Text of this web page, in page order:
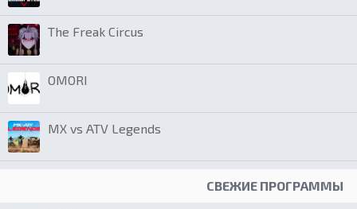
The Freak Circus
OMORI
MX vs ATV Legends
СВЕЖИЕ ПРОГРАММЫ